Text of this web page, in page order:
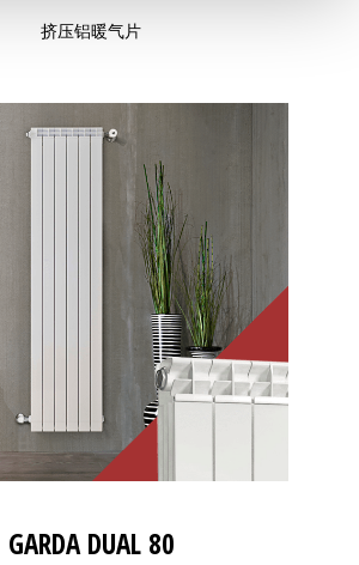
挤压铝暖气片
GARDA DUAL 80